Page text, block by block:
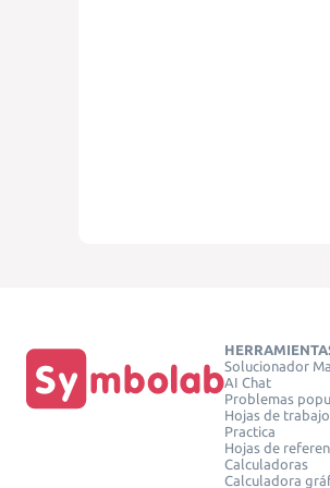
Solucionador
AI Chat
Problemas
Hojas de trabajo
Practica
Hojas de
Calculadoras
Calculadora